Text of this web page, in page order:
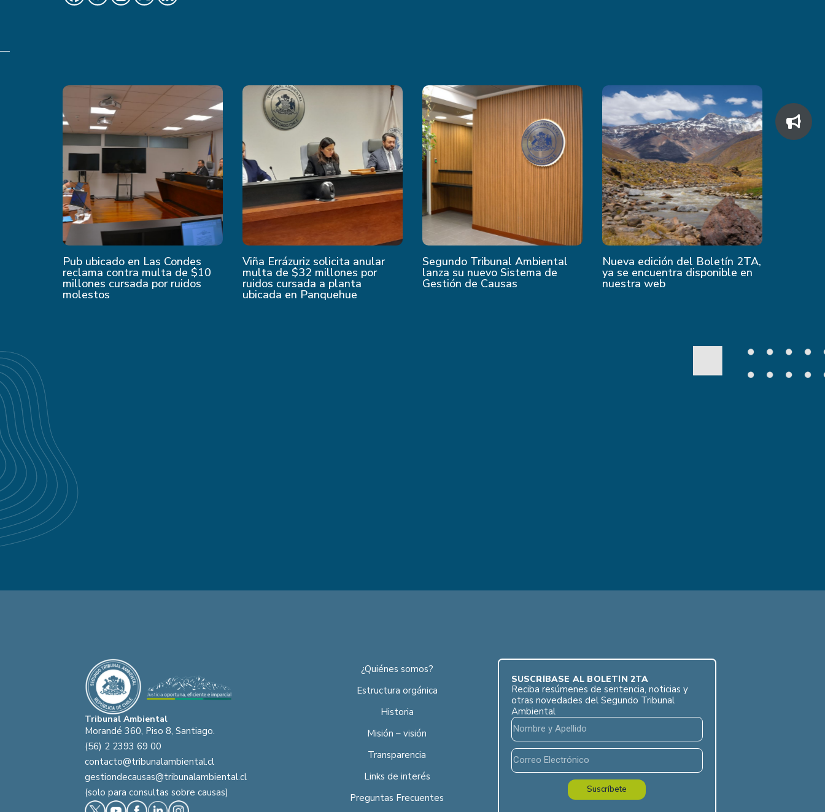
Pub ubicado en Las Condes
reclama contra multa de $10
millones cursada por ruidos
molestos
Viña Errázuriz solicita anular
multa de $32 millones por
ruidos cursada a planta
ubicada en Panquehue
Segundo Tribunal Ambiental
lanza su nuevo Sistema de
Gestión de Causas
Nueva edición del Boletín 2TA,
ya se encuentra disponible en
nuestra web
Tribunal Ambiental
Morandé 360, Piso 8, Santiago.
(56) 2 2393 69 00
contacto@tribunalambiental.cl
gestiondecausas@tribunalambiental.cl
(solo para consultas sobre causas)
¿Quiénes somos?
Estructura orgánica
Historia
Misión – visión
Transparencia
Links de interés
Preguntas Frecuentes
SUSCRÍBASE AL BOLETÍN 2TA
Reciba resúmenes de sentencia, noticias y
otras novedades del Segundo Tribunal
Ambiental
Suscríbete